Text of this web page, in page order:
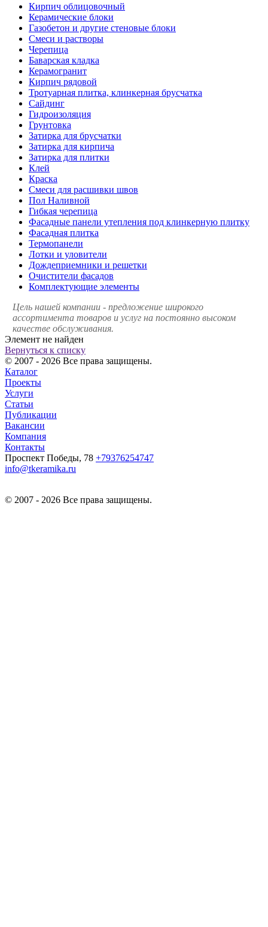
Кирпич облицовочный
Керамические блоки
Газобетон и другие стеновые блоки
Смеси и растворы
Черепица
Баварская кладка
Керамогранит
Кирпич рядовой
Тротуарная плитка, клинкерная брусчатка
Сайдинг
Гидроизоляция
Грунтовка
Затирка для брусчатки
Затирка для кирпича
Затирка для плитки
Клей
Краска
Смеси для расшивки швов
Пол Наливной
Гибкая черепица
Фасадные панели утепления под клинкерную плитку
Фасадная плитка
Термопанели
Лотки и уловители
Дождеприемники и решетки
Очистители фасадов
Комплектующие элементы
Цель нашей компании - предложение широкого
ассортимента товаров и услуг на постоянно высоком
качестве обслуживания.
Элемент не найден
Вернуться к списку
© 2007 - 2026 Все права защищены.
Каталог
Проекты
Услуги
Статьи
Публикации
Вакансии
Компания
Контакты
Проспект Победы, 78 +79376254747
info@tkeramika.ru
© 2007 - 2026 Все права защищены.